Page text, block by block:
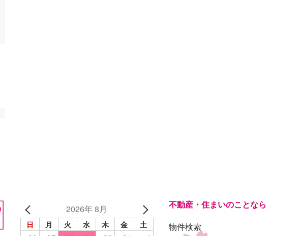
2026年 8月
日 月 火 水 木 金 土
不動産・住まいのことなら
物件検索